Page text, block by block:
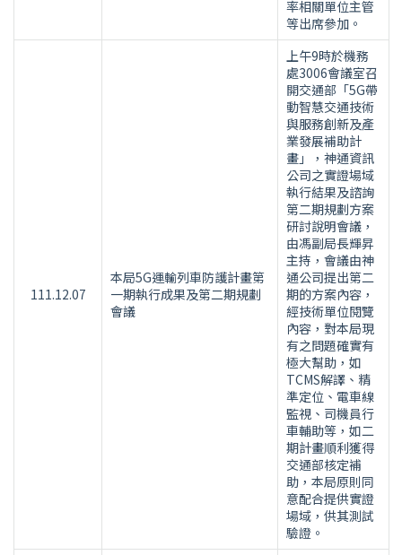
率相關單位主管
等出席參加。
111.12.07
本局5G運輸列車防護計畫第
一期執行成果及第二期規劃
會議
上午9時於機務
處3006會議室召
開交通部「5G帶
動智慧交通技術
與服務創新及產
業發展補助計
畫」，神通資訊
公司之實證場域
執行結果及諮詢
第二期規劃方案
研討說明會議，
由馮副局長輝昇
主持，會議由神
通公司提出第二
期的方案內容，
經技術單位閱覽
內容，對本局現
有之問題確實有
極大幫助，如
TCMS解譯、精
準定位、電車線
監視、司機員行
車輔助等，如二
期計畫順利獲得
交通部核定補
助，本局原則同
意配合提供實證
場域，供其測試
驗證。